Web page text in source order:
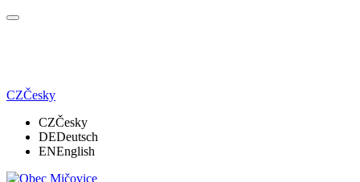
CZČesky
CZČesky
DEDeutsch
ENEnglish